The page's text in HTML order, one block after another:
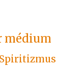
médium